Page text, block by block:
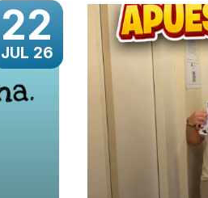
22
JUL 26